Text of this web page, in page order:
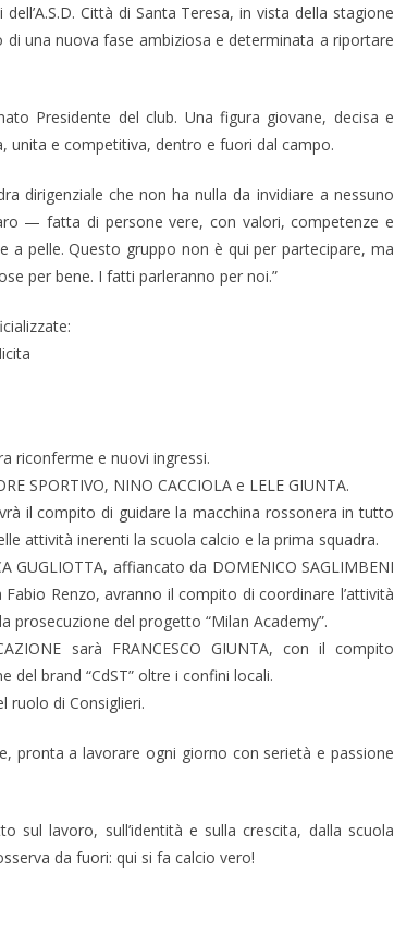
Città di Santa Teresa, in vista della stagione
di una nuova fase ambiziosa e determinata a riportare
Presidente del club. Una figura giovane, decisa e
unita e competitiva, dentro e fuori dal campo.
dirigenziale che non ha nulla da invidiare a nessuno
— fatta di persone vere, con valori, competenze e
a pelle. Questo gruppo non è qui per partecipare, ma
per bene. I fatti parleranno per noi.”
riconferme e nuovi ingressi.
SPORTIVO, NINO CACCIOLA e LELE GIUNTA.
il compito di guidare la macchina rossonera in tutto
attività inerenti la scuola calcio e la prima squadra.
GUGLIOTTA, affiancato da DOMENICO SAGLIMBENI
Renzo, avranno il compito di coordinare l’attività
prosecuzione del progetto “Milan Academy”.
sarà FRANCESCO GIUNTA, con il compito
del brand “CdST” oltre i confini locali.
ruolo di Consiglieri.
pronta a lavorare ogni giorno con serietà e passione
sul lavoro, sull’identità e sulla crescita, dalla scuola
da fuori: qui si fa calcio vero!